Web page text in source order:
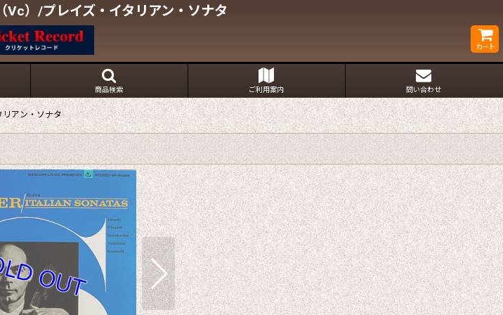
Vc）/プレイズ・イタリアン・ソナタ
カート
商品検索 ご利用案内 問い合わせ
アン・ソナタ